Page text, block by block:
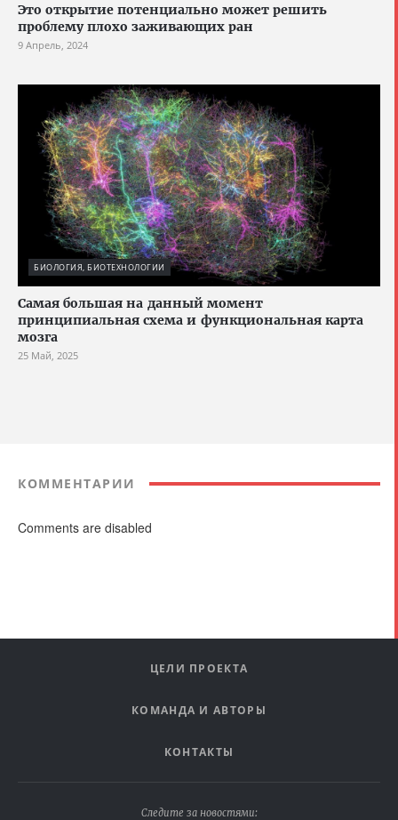
Это открытие потенциально может решить
проблему плохо заживающих ран
9 Апрель, 2024
БИОЛОГИЯ, БИОТЕХНОЛОГИИ
Cамая большая на данный момент
принципиальная схема и функциональная карта
мозга
25 Май, 2025
КОММЕНТАРИИ
Comments are disabled
ЦЕЛИ ПРОЕКТА
КОМАНДА И АВТОРЫ
КОНТАКТЫ
Следите за новостями: